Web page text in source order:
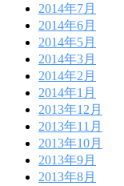
2014年7月
2014年6月
2014年5月
2014年3月
2014年2月
2014年1月
2013年12月
2013年11月
2013年10月
2013年9月
2013年8月